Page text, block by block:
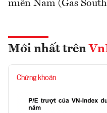
miền Nam (Gas
Mới nhất trên
Chứng khoán